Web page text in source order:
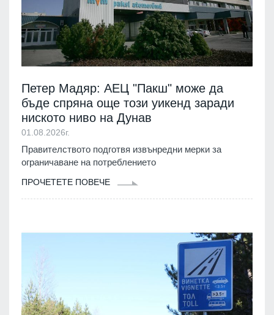
Петер Мадяр: АЕЦ "Пакш" може да
бъде спряна още този уикенд заради
ниското ниво на Дунав
01.08.2026г.
Правителството подготвя извънредни мерки за
ограничаване на потреблението
ПРОЧЕТЕТЕ ПОВЕЧЕ